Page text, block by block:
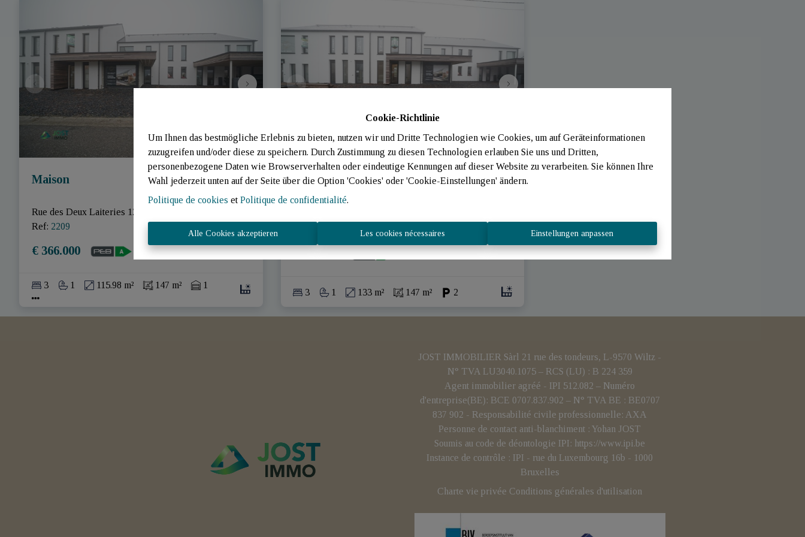
Cookie-Richtlinie
Um Ihnen das bestmögliche Erlebnis zu bieten, nutzen wir und Dritte Technologien wie Cookies, um auf Geräteinformationen
zuzugreifen und/oder diese zu speichern. Durch Zustimmung zu diesen Technologien erlauben Sie uns und Dritten,
personenbezogene Daten wie Browserverhalten oder eindeutige Kennungen auf dieser Website zu verarbeiten. Sie können Ihre
Wahl jederzeit unten auf der Seite über die Option 'Cookies' oder 'Cookie-Einstellungen' ändern.
Politique de cookies et Politique de confidentialité.
Alle Cookies akzeptieren Les cookies nécessaires Einstellungen anpassen
Maison
Rue des Deux Laiteries 129 - 130 , 6637 Tintange
Ref: 2209
€ 366.000
3 1 115.98 m² 147 m² 1
Maison
€ 329.000
3 1 133 m² 147 m² 2
JOST IMMOBILIER Sàrl 21 rue des tondeurs, L-9570 Wiltz -
N° TVA LU3040.1075 – RCS (LU) : B 224 359
Agent immobilier agréé - IPI 512.082 – Numéro
d'entreprise(BE): BCE 0707.837.902 – N° TVA BE : BE0707
837 902 - Responsabilité civile professionnelle: AXA
Personne de contact anti-blanchiment : Yohan JOST
Soumis au code de déontologie IPI: https://www.ipi.be
Instance de contrôle : IPI - rue du Luxembourg 16b - 1000
Bruxelles
Charte vie privée Conditions générales d'utilisation